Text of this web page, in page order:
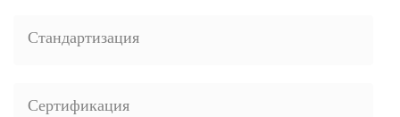
Стандартизация
Сертификация